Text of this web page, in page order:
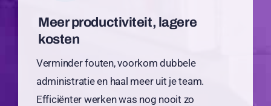
Meer productiviteit, lagere
kosten
Verminder fouten, voorkom dubbele
administratie en haal meer uit je team.
Efficiënter werken was nog nooit zo